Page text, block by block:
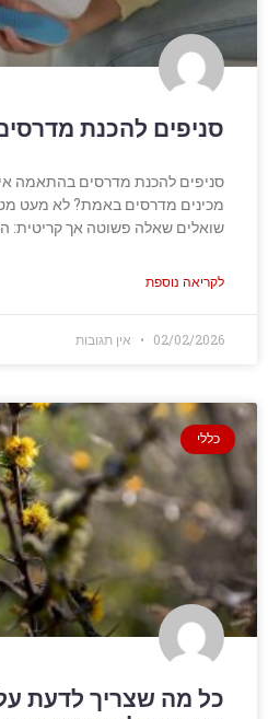
סניפים להכנת
סניפים להכנת מדרסים בהתאמה
מכינים מדרסים באמת? לא מעט
שואלים שאלה פשוטה אך
לקריאה נוספת
02/02/2026 אין תגובות
כללי
כל מה שצריך לדעת על